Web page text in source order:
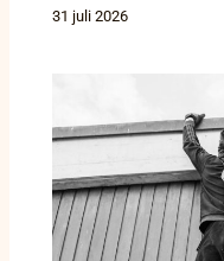
31 juli 2026